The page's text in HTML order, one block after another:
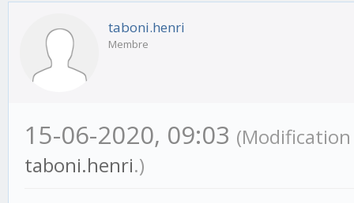
taboni.henri
Membre
15-06-2020, 09:03
taboni.henri.)